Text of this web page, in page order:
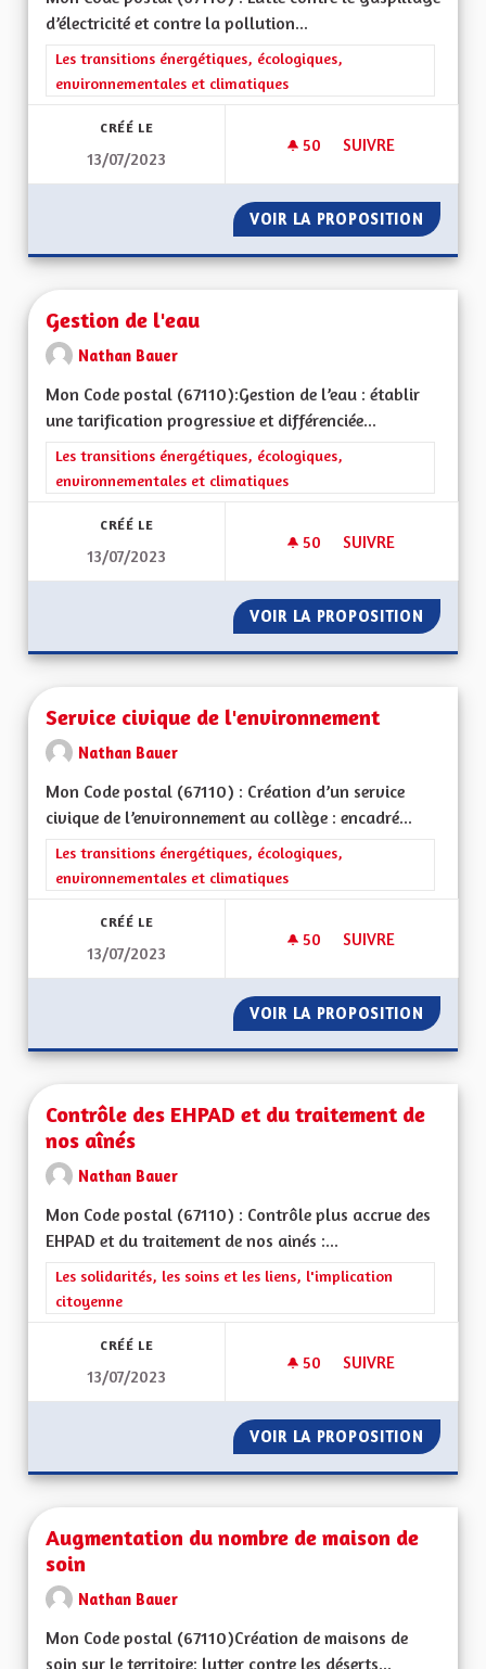
d’électricité et contre la pollution...
Filtrer les résultats de la catégorie : Les transitions
Les transitions énergétiques, écologiques,
environnementales et climatiques
CRÉÉ LE
13/07/2023
50 50 ABONNÉS
SUIVRE
VOIR LA PROPOSITION
Gestion de l'eau
Nathan Bauer
Mon Code postal (67110):Gestion de l’eau : établir
une tarification progressive et différenciée...
Filtrer les résultats de la catégorie : Les transitions
Les transitions énergétiques, écologiques,
environnementales et climatiques
CRÉÉ LE
13/07/2023
50 50 ABONNÉS
SUIVRE
VOIR LA PROPOSITION
Service civique de l'environnement
Nathan Bauer
Mon Code postal (67110) : Création d’un service
civique de l’environnement au collège : encadré...
Filtrer les résultats de la catégorie : Les transitions
Les transitions énergétiques, écologiques,
environnementales et climatiques
CRÉÉ LE
13/07/2023
50 50 ABONNÉS
SUIVRE
VOIR LA PROPOSITION
Contrôle des EHPAD et du traitement de
nos aînés
Nathan Bauer
Mon Code postal (67110) : Contrôle plus accrue des
EHPAD et du traitement de nos ainés :...
Filtrer les résultats de la catégorie : Les solidarités, les soins
Les solidarités, les soins et les liens, l'implication
citoyenne
CRÉÉ LE
13/07/2023
50 50 ABONNÉS
SUIVRE
VOIR LA PROPOSITION
Augmentation du nombre de maison de
soin
Nathan Bauer
Mon Code postal (67110) Création de maisons de
soin sur le territoire: lutter contre les déserts...